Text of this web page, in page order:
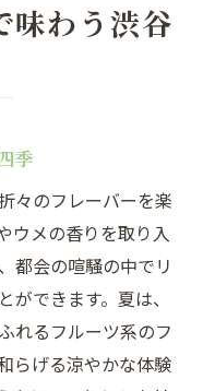
味わう渋谷
季
々のフレーバーを楽
ウメの香りを取り入
都会の喧騒の中でリ
できます。夏は、
れるフルーツ系のフ
らげる涼やかな体験